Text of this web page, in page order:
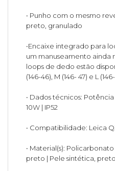
• Punho com o mesmo
preto, granulado
•Encaixe integrado para
um manuseamento ainda
loops de dedo estão
(146-46), M (146- 47) e L
• Dados técnicos:
10W | IP52
• Compatibilidade: Leica
• Material(s):
preto | Pele sintética, preto